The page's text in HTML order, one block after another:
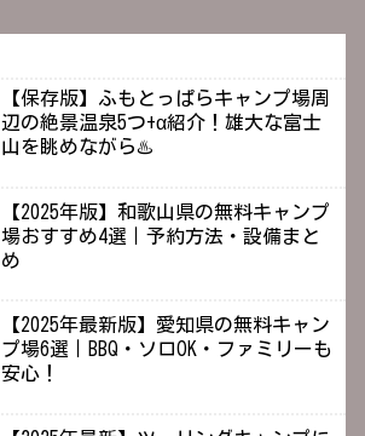
【保存版】ふもとっぱらキャンプ場周
辺の絶景温泉5つ+α紹介！雄大な富士
山を眺めながら♨️
【2025年版】和歌山県の無料キャンプ
場おすすめ4選｜予約方法・設備まと
め
【2025年最新版】愛知県の無料キャン
プ場6選｜BBQ・ソロOK・ファミリーも
安心！